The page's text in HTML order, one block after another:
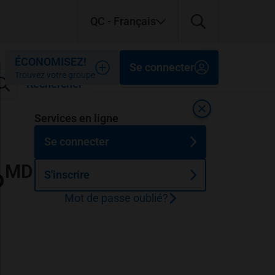
Fermer
Fermer
Rechercher
Fermer
ÉCONOMISEZ!
Trouvez votre groupe
Se connecter
Fermer
Services en ligne
Se connecter
S'inscrire
Mot de passe oublié?
MD